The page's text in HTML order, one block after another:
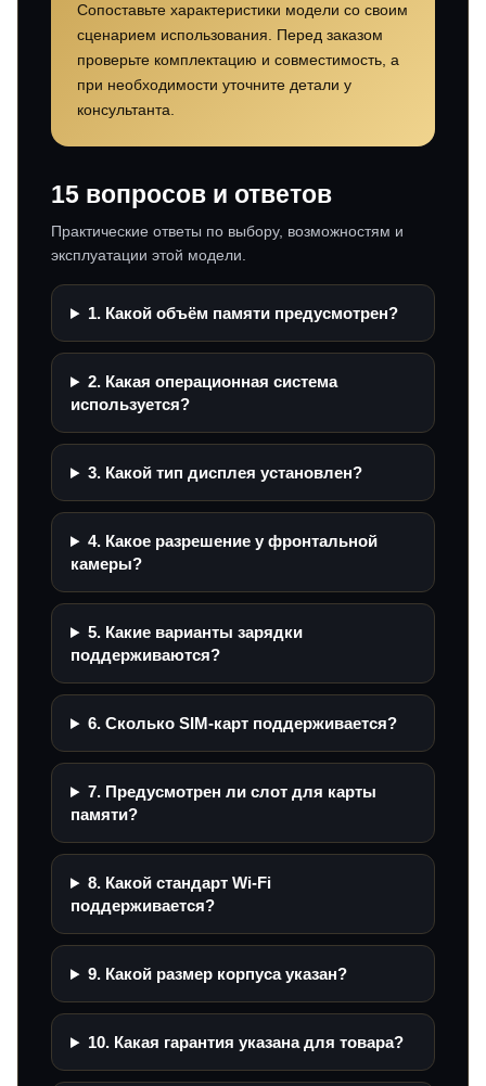
Сопоставьте характеристики модели со своим
сценарием использования. Перед заказом
проверьте комплектацию и совместимость, а
при необходимости уточните детали у
консультанта.
15 вопросов и ответов
Практические ответы по выбору, возможностям и
эксплуатации этой модели.
1. Какой объём памяти предусмотрен?
2. Какая операционная система
используется?
3. Какой тип дисплея установлен?
4. Какое разрешение у фронтальной
камеры?
5. Какие варианты зарядки
поддерживаются?
6. Сколько SIM-карт поддерживается?
7. Предусмотрен ли слот для карты
памяти?
8. Какой стандарт Wi‑Fi
поддерживается?
9. Какой размер корпуса указан?
10. Какая гарантия указана для товара?